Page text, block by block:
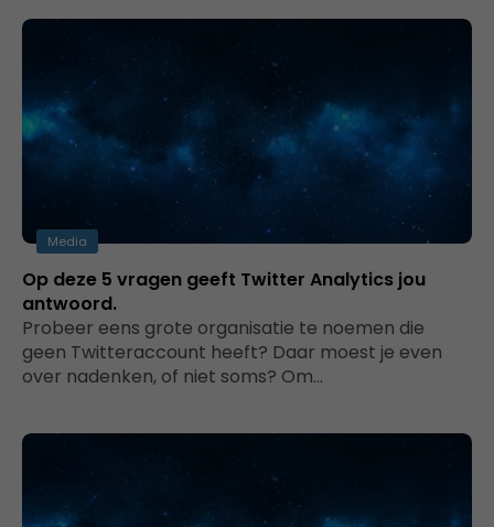
Media
Op deze 5 vragen geeft Twitter Analytics jou
antwoord.
Probeer eens grote organisatie te noemen die
geen Twitteraccount heeft? Daar moest je even
over nadenken, of niet soms? Om…